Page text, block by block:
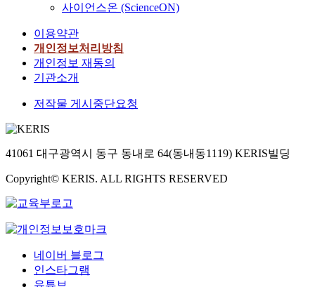
사이언스온 (ScienceON)
이용약관
개인정보처리방침
개인정보 재동의
기관소개
저작물 게시중단요청
41061 대구광역시 동구 동내로 64(동내동1119) KERIS빌딩
Copyright© KERIS. ALL RIGHTS RESERVED
네이버 블로그
인스타그램